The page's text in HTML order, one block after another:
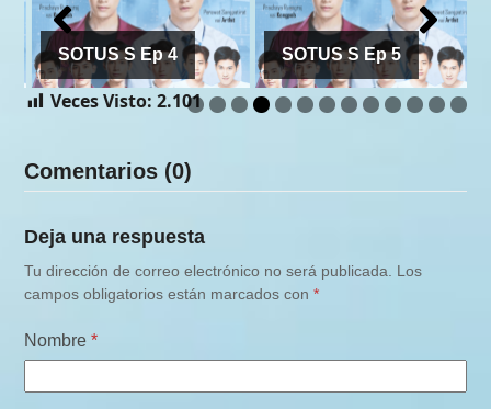
SOTUS S Ep 4 SOTUS S Ep 5
Veces Visto: 2.101
Comentarios (0)
Deja una respuesta
Tu dirección de correo electrónico no será publicada. Los
campos obligatorios están marcados con*
Nombre*